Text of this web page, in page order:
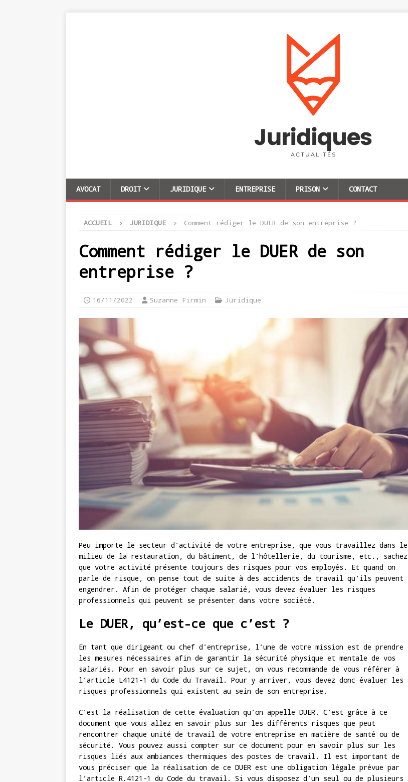
AVOCAT DROIT JURIDIQUE ENTREPRISE PRISON CONTACT
ACCUEIL JURIDIQUE Comment rédiger le DUER de son entreprise ?
Comment rédiger le DUER de son
entreprise ?
16/11/2022 Suzanne Firmin Juridique
Peu importe le secteur d’activité de votre entreprise, que vous travaillez dans le
milieu de la restauration, du bâtiment, de l’hôtellerie, du tourisme, etc., sachez
que votre activité présente toujours des risques pour vos employés. Et quand on
parle de risque, on pense tout de suite à des accidents de travail qu’ils peuvent
engendrer. Afin de protéger chaque salarié, vous devez évaluer les risques
professionnels qui peuvent se présenter dans votre société.
Le DUER, qu’est-ce que c’est ?
En tant que dirigeant ou chef d’entreprise, l’une de votre mission est de prendre
les mesures nécessaires afin de garantir la sécurité physique et mentale de vos
salariés. Pour en savoir plus sur ce sujet, on vous recommande de vous référer à
l’article L4121-1 du Code du Travail. Pour y arriver, vous devez donc évaluer les
risques professionnels qui existent au sein de son entreprise.
C’est la réalisation de cette évaluation qu’on appelle DUER. C’est grâce à ce
document que vous allez en savoir plus sur les différents risques que peut
rencontrer chaque unité de travail de votre entreprise en matière de santé ou de
sécurité. Vous pouvez aussi compter sur ce document pour en savoir plus sur les
risques liés aux ambiances thermiques des postes de travail. Il est important de
vous préciser que la réalisation de ce DUER est une obligation légale prévue par
l’article R.4121-1 du Code du travail. Si vous disposez d’un seul ou de plusieurs